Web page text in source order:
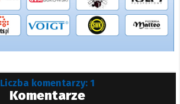
Liczba komentarzy: 1
Komentarze